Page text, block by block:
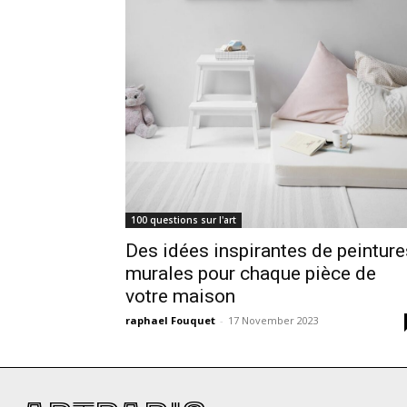
100 questions sur l'art
Des idées inspirantes de
murales pour chaque pièce de
votre maison
raphael Fouquet - 17 November 2023